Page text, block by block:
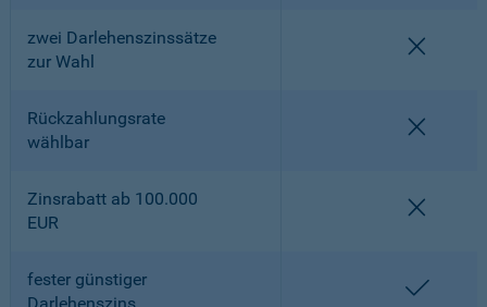
zwei Darlehenszinssätze
zur Wahl
Rückzahlungsrate
wählbar
Zinsrabatt ab 100.000
EUR
fester günstiger